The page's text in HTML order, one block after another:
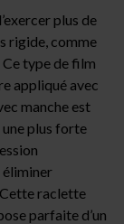
plus de
rigide, comme
type de film
appliqué avec
manche est
plus forte
éliminer
raclette
parfaite d’un